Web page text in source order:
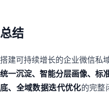
总结
搭建可持续增长的企业微信私
统一沉淀、智能分层画像、标
底、全域数据迭代优化的完整